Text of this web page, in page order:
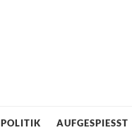
POLITIK AUFGESPIESST